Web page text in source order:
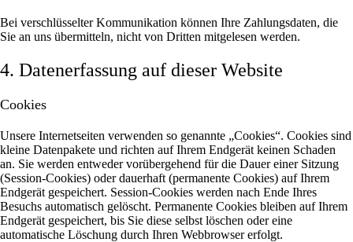
Bei verschlüsselter Kommunikation können Ihre Zahlungsdaten, die
Sie an uns übermitteln, nicht von Dritten mitgelesen werden.
4. Datenerfassung auf dieser Website
Cookies
Unsere Internetseiten verwenden so genannte „Cookies“. Cookies sind
kleine Datenpakete und richten auf Ihrem Endgerät keinen Schaden
an. Sie werden entweder vorübergehend für die Dauer einer Sitzung
(Session-Cookies) oder dauerhaft (permanente Cookies) auf Ihrem
Endgerät gespeichert. Session-Cookies werden nach Ende Ihres
Besuchs automatisch gelöscht. Permanente Cookies bleiben auf Ihrem
Endgerät gespeichert, bis Sie diese selbst löschen oder eine
automatische Löschung durch Ihren Webbrowser erfolgt.